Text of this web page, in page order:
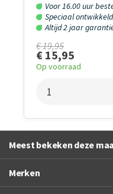
Voor 16.00 uur
Speciaal
Altijd 2 jaar
€ 19,95
€ 15,95
Op voorraad
Meest bekeken deze
Merken